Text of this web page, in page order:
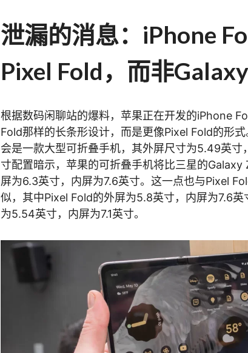
泄漏的消息：iPhone
Pixel Fold，而非
根据数码闲聊站的爆料，苹果正在开发的iPhone
Fold那样的长条形设计，而是更像Pixel Fold的形
会是一款大型可折叠手机，其外屏尺寸为5.49英寸
寸配置暗示，苹果的可折叠手机将比三星的
屏为6.3英寸，内屏为7.6英寸。这一点也与Pixel
似，其中Pixel Fold的外屏为5.8英寸，内屏为7.6
为5.54英寸，内屏为7.1英寸。